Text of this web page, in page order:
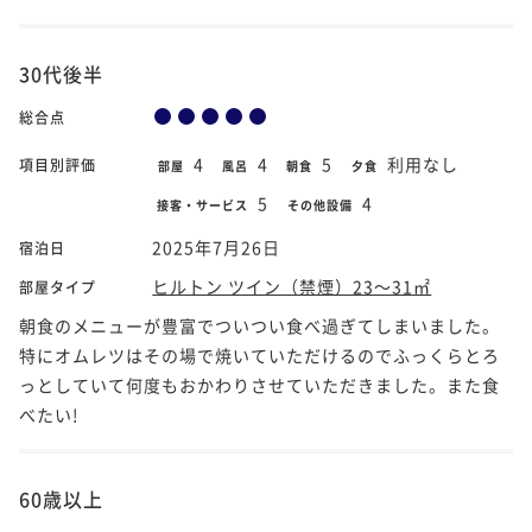
30代後半
総合点
項目別評価 部屋 4 風呂 4 朝食 5 夕食 利用なし
接客・サービス 5 その他設備 4
宿泊日 2025年7月26日
部屋タイプ
ヒルトン ツイン（禁煙）23～31㎡
朝食のメニューが豊富でついつい食べ過ぎてしまいました。
特にオムレツはその場で焼いていただけるのでふっくらとろ
っとしていて何度もおかわりさせていただきました。また食
べたい!
60歳以上